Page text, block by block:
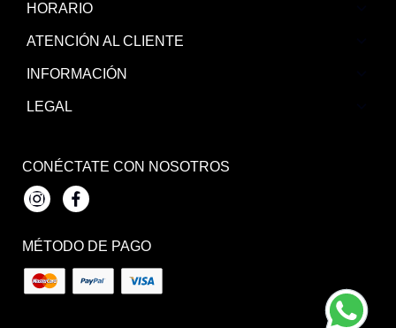
HORARIO
ATENCIÓN AL CLIENTE
INFORMACIÓN
LEGAL
CONÉCTATE CON NOSOTROS
InstagramFacebook
MÉTODO DE PAGO